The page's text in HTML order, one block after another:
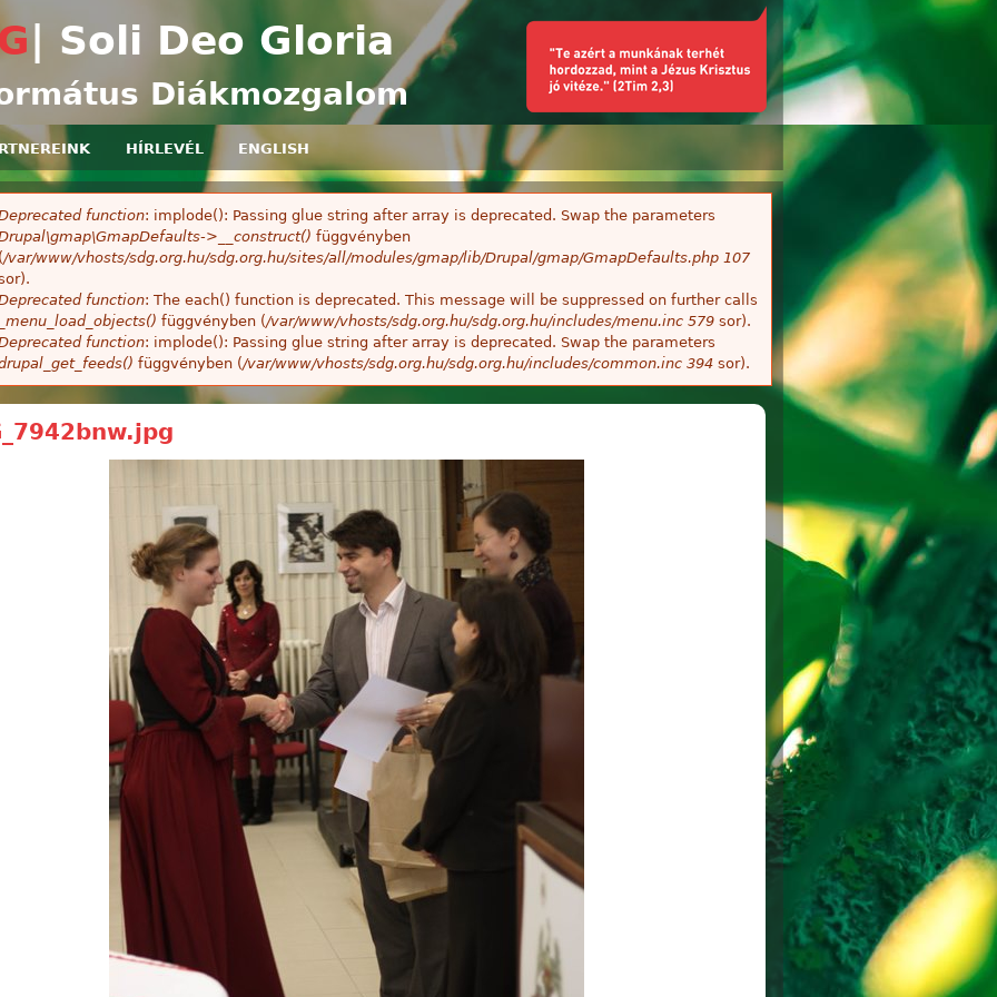
| Soli Deo Gloria
Diákmozgalom
HÍRLEVÉL ENGLISH
function: implode(): Passing glue string after array is deprecated. Swap the parameters
>__construct() függvényben
(/var/www/vhosts/sdg.org.hu/sdg.org.hu/sites/all/modules/gmap/lib/Drupal/gmap/GmapDefaults.php 107
function: The each() function is deprecated. This message will be suppressed on further calls
_menu_load_objects() függvényben (/var/www/vhosts/sdg.org.hu/sdg.org.hu/includes/menu.inc 579 sor).
function: implode(): Passing glue string after array is deprecated. Swap the parameters
függvényben (/var/www/vhosts/sdg.org.hu/sdg.org.hu/includes/common.inc 394 sor).